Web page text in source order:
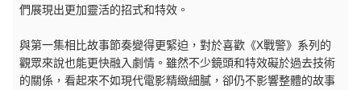
們展現出更加靈活的招式和特效。
與第一集相比故事節奏變得更緊迫，對於喜歡《X戰警》系列的
觀眾來說也能更快融入劇情。雖然不少鏡頭和特效礙於過去技術
的關係，看起來不如現代電影精緻細膩，卻仍不影響整體的故事